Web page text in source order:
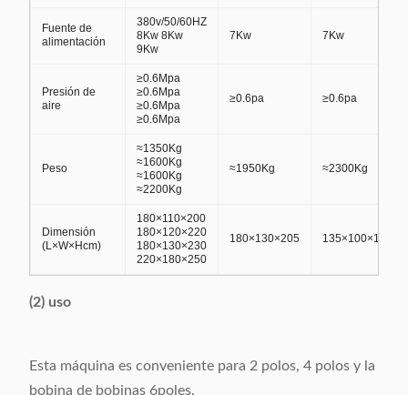
Fuente de
alimentación
380v/50/60HZ
8Kw 8Kw
9Kw
7Kw 7Kw
Presión de
aire
≥0.6Mpa
≥0.6Mpa
≥0.6Mpa
≥0.6Mpa
≥0.6pa ≥0.6pa
Peso
≈1350Kg
≈1600Kg
≈1600Kg
≈2200Kg
≈1950Kg ≈2300Kg
Dimensión
(L×W×Hcm)
180×110×200
180×120×220
180×130×230
220×180×250
180×130×205 135×100×180
(2) uso
Esta máquina es conveniente para 2 polos, 4 polos y la
bobina de bobinas 6poles.